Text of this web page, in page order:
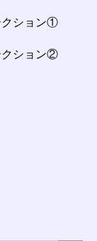
クション①
クション②